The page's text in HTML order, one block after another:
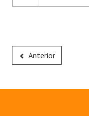
Anterior